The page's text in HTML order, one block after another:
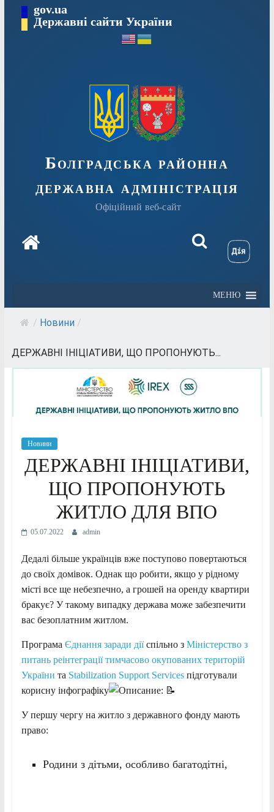
Перейтиgov.ua
Державні сайти України
Болградська районна
державна адміністрація
Офіційний веб-сайт
МЕНЮ
/ Новини /
ДЕРЖАВНІ ІНІЦІАТИВИ, ЩО ПРОПОНУЮТЬ...
Новини
ДЕРЖАВНІ ІНІЦІАТИВИ,
ЩО ПРОПОНУЮТЬ
ЖИТЛО ДЛЯ ВПО
05.07.2022 admin
Дедалі більше українців вже поступово повертаються
до своїх домівок. Однак що робити, якщо у рідному
місті все ще небезпечно, а грошей на оренду квартири
бракує? У такому випадку держава може забезпечити
вас безоплатним житлом.
Програма Єднання заради діїспільно з Міністерство з
питань реінтеграції тимчасово окупованих територій
України та Stabilization Support Servicesпідготували
корисну інфографіку
У першу чергу на житло з державного фонду мають
право:
Родини з дітьми, особливо багатодітні,